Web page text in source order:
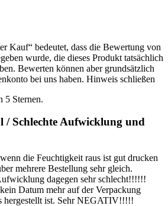
Kauf“ bedeutet, dass die Bewertung von
wurde, die dieses Produkt tatsächlich
Bewerten können aber grundsätzlich
bei uns haben. Hinweis schließen
5 Sternen.
/ Schlechte Aufwicklung und
die Feuchtigkeit raus ist gut drucken
mehrere Bestellung sehr gleich.
dagegen sehr schlecht!!!!!!
Datum mehr auf der Verpackung
hergestellt ist. Sehr NEGATIV!!!!!